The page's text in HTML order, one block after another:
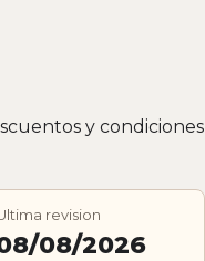
y condiciones
revision
08/2026